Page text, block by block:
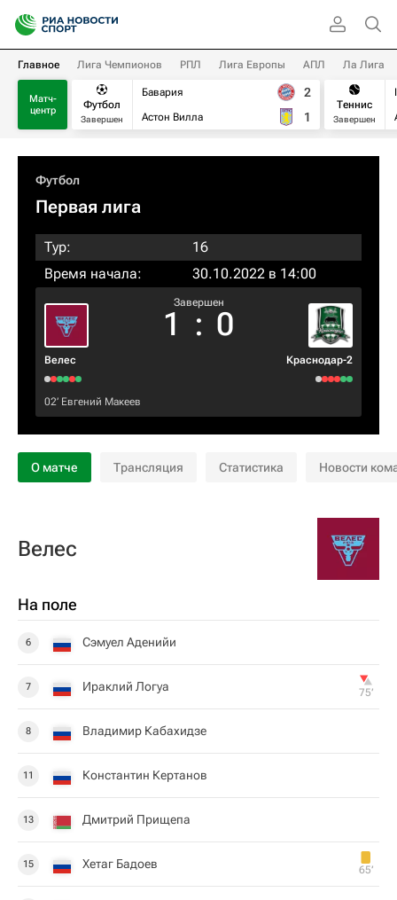
Главное Лига Чемпионов РПЛ Лига Европы АПЛ Ла Лига
Матч-
центр
Футбол
Завершен
Бавария
Астон Вилла
2
1
Теннис
Завершен
Футбол
Первая лига
Тур:
16
Время начала:
30.10.2022 в 14:00
Велес
Завершен
1 : 0
Краснодар-2
02‎’‎ Евгений Макеев
О матче Трансляция Статистика Новости
Велес
На поле
6 Сэмуел Аденийи
7 Ираклий Логуа 75‎’‎
8 Владимир Кабахидзе
11 Константин Кертанов
13 Дмитрий Прищепа
15 Хетаг Бадоев 65‎’‎